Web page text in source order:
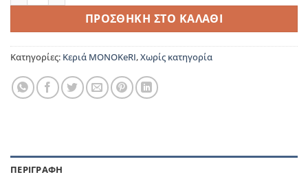
ΠΡΟΣΘΉΚΗ ΣΤΟ ΚΑΛΆΘΙ
Κατηγορίες: Κεριά ΜΟΝΟΚeRI,Χωρίς κατηγορία
ΠΕΡΙΓΡΑΦΉ